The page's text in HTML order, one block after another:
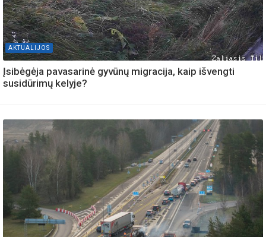
AKTUALIJOS
Įsibėgėja pavasarinė gyvūnų migracija, kaip išvengti
susidūrimų kelyje?